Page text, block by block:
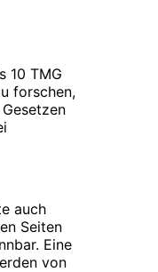
Browser
werden
10 TMG
forschen,
auch
Seiten
Eine
von